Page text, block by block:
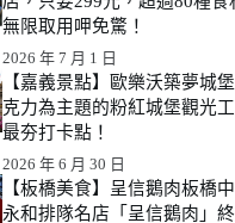
無限取用呷免驚！
2026 年 7 月 1 日
【嘉義景點】歐樂沃築夢城
克力為主題的粉紅城堡觀光
最夯打卡點！
2026 年 6 月 30 日
【板橋美食】呈信鵝肉板橋中
永和排隊名店「呈信鵝肉」